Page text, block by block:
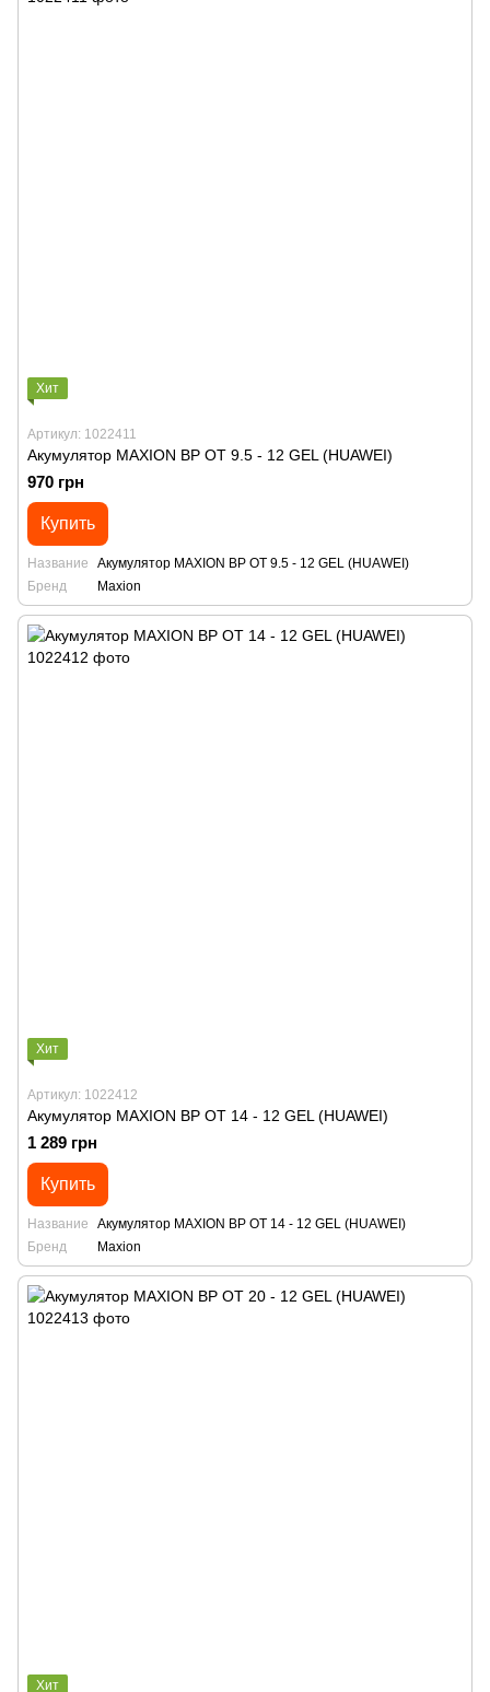
Хит
Артикул: 1022411
Акумулятор MAXION BP OT 9.5 - 12 GEL (HUAWEI)
970 грн
Купить
Название
Акумулятор MAXION BP OT 9.5 - 12 GEL (HUAWEI)
Бренд
Maxion
Хит
Артикул: 1022412
Акумулятор MAXION BP OT 14 - 12 GEL (HUAWEI)
1 289 грн
Купить
Название
Акумулятор MAXION BP OT 14 - 12 GEL (HUAWEI)
Бренд
Maxion
Хит